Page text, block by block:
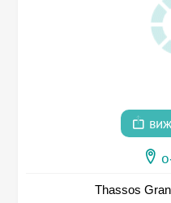
Thassos